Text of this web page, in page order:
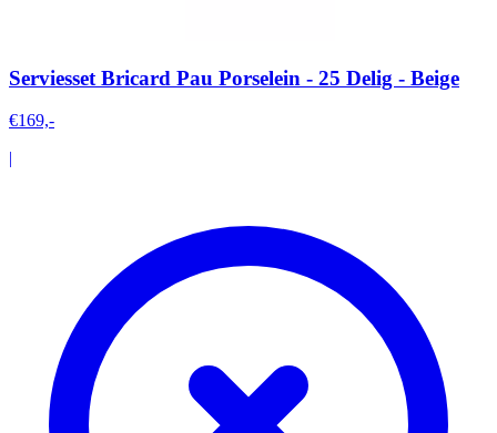
Serviesset Bricard Pau Porselein - 25 Delig - Beige
€169,-
|